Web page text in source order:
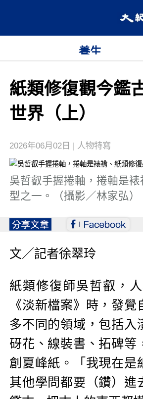
養生
紙類修復觀今鑑
世界（上）
2026年06月02日 | 人物特寫
吳哲叡手握捲軸，捲軸是
型之一。（攝影／林家弘）
文／記者徐翠玲
紙類修復師吳哲叡，
《淡新檔案》時，發
多不同的領域，包括入
砑花、線裝書、拓碑等
創夏峰紙。「我現在是
其他學問都要（鑽）進